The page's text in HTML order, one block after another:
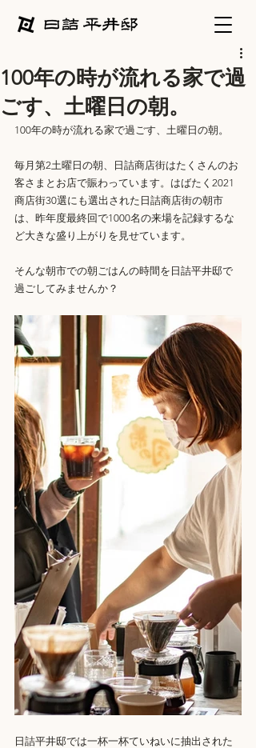
100年の時が流れる家で過
ごす、土曜日の朝。
100年の時が流れる家で過ごす、土曜日の朝。
毎月第2土曜日の朝、日詰商店街はたくさんのお
客さまとお店で賑わっています。はばたく2021
商店街30選にも選出された日詰商店街の朝市
は、昨年度最終回で1000名の来場を記録するな
ど大きな盛り上がりを見せています。
そんな朝市での朝ごはんの時間を日詰平井邸で
過ごしてみませんか？
日詰平井邸では一杯一杯ていねいに抽出された